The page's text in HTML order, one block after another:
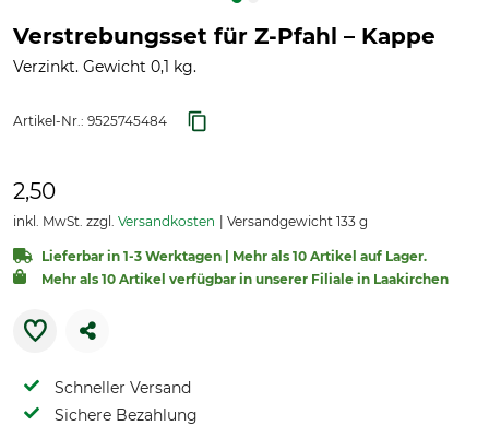
Verstrebungsset für Z-Pfahl – Kappe
Verzinkt. Gewicht 0,1 kg.
Artikel-Nr.: 9525745484
2,50
inkl. MwSt. zzgl. Versandkosten Versandgewicht 133 g
Lieferbar in 1-3 Werktagen | Mehr als 10 Artikel auf Lager.
Mehr als 10 Artikel verfügbar in unserer Filiale in Laakirchen
Schneller Versand
Sichere Bezahlung